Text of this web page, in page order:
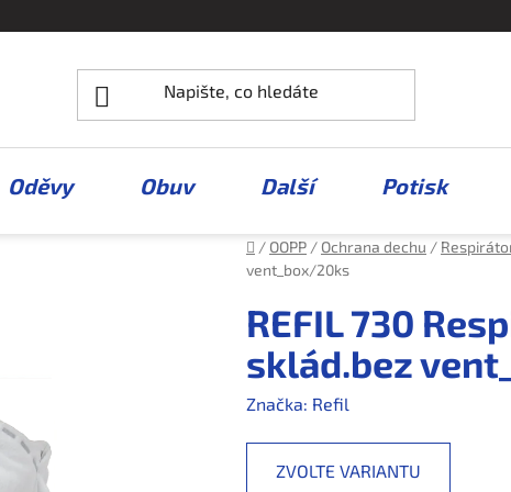
Oděvy Obuv Další Potisk
Domů
/ OOPP / Ochrana dechu /
vent_box/20ks
REFIL 730
sklád.bez
Značka: Refil
ZVOLTE VARIANTU